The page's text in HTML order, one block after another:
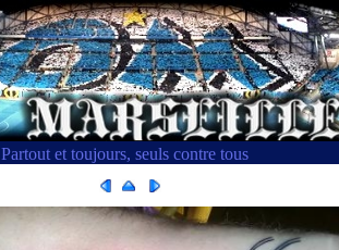
Partout et toujours, seuls contre tous